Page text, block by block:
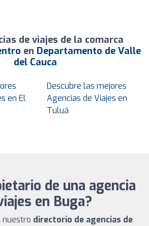
de viajes de la comarca
en Departamento de Valle
del Cauca
en El
Descubre las mejores
Agencias de Viajes en
Tuluá
de una agencia
en Buga?
nuestro directorio de agencias de